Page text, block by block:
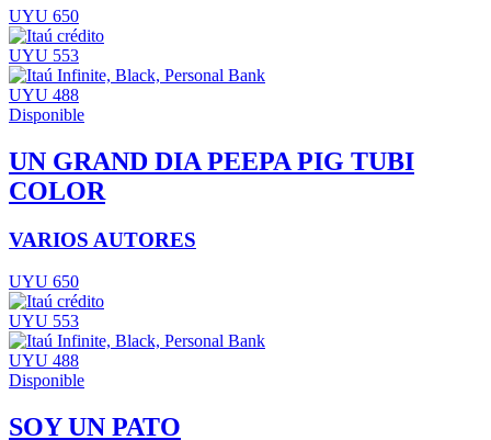
UYU 650
UYU 553
UYU 488
Disponible
UN GRAND DIA PEEPA PIG TUBI
COLOR
VARIOS AUTORES
UYU 650
UYU 553
UYU 488
Disponible
SOY UN PATO